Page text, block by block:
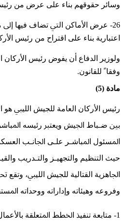
ﻭﺳﺎﺋﺮ ﺣﻘﻮﻗﻬﻢ ﺑﻨﺎﺀ ﻋﻠﻰ ﻋﺮﺽ ﻣﻦ
26- ﻋﺮﺽ ﺍﻷﻣﺎﻛﻦ ﺍﻟﱵ ﺗﻀﺎﻑ ﻓﻴﻬﺎ ﺇﱃ
ﺍﻋﺘﺒﺎﺭﻳﺔ ﺑﻨﺎﺀ ﻋﻠﻰ ﺍﻗﺘﺮﺍﺡ ﻣﻦ ﺭﺋﻴﺲ
ﻭﻟﻮﺯﻳﺮ ﺍﻟﺪﻓﺎﻉ ﺃﻥ ﻳﻔﻮﺽ ﺭﺋﻴﺲ
ﻭﻓﻘﺎﹰ ﻟﻠﻘﺎﻧﻮﻥ.
مادة (5)
ﺭﺋﻴﺲ ﺍﻷﺭﻛﺎﻥ ﺍﻟﻌﺎﻣﺔ ﻟﻠﺠﻴﺶ ﺍﻟﻠﻴﱯ
ﺑﲔ ﺿـﺒﺎﻁ ﺍﳉﻴﺶ ﻭﻳﻌﺘﱪ ﺭﺋﻴﺴﻪ ﺍﳌﺒﺎﺷﺮ
ﺍﳌﺴﺌﻮﻝ ﺍﳌﺒﺎﺷـﺮ ﻋﻠـﻰ ﺍﳉﺎﻧـﺐ
ﺣﻴﺚ ﺍﻟﺘﻨﻈﻴﻢ ﻭﺍﻟﺘﺠﻬﻴـﺰ ﻭﺍﻟﺘـﺪﺭﻳﺐ
ﺍﳉﺎﻫﺰﻳﺔ ﺍﻟﻘﺘﺎﻟﻴﺔ ﻟﻠﺠﻴﺶ ﺍﻟﻠﻴﱯ، ﻭﺗﻘﻊ
ﻭﻓﺮﻭﻋﻪ ﻭﻫﻴﺌﺎﺗﻪ ﻭﺇﺩﺍﺭﺍﺗﻪ ﻭﻭﺣﺪﺍﺗﻪ
1- ﻣﺘﺎﺑﻌﺔ ﺗﻨﻔﻴﺬ ﺍﳋﻄﻂ ﺍﳌﺘﻌﻠﻘﺔ